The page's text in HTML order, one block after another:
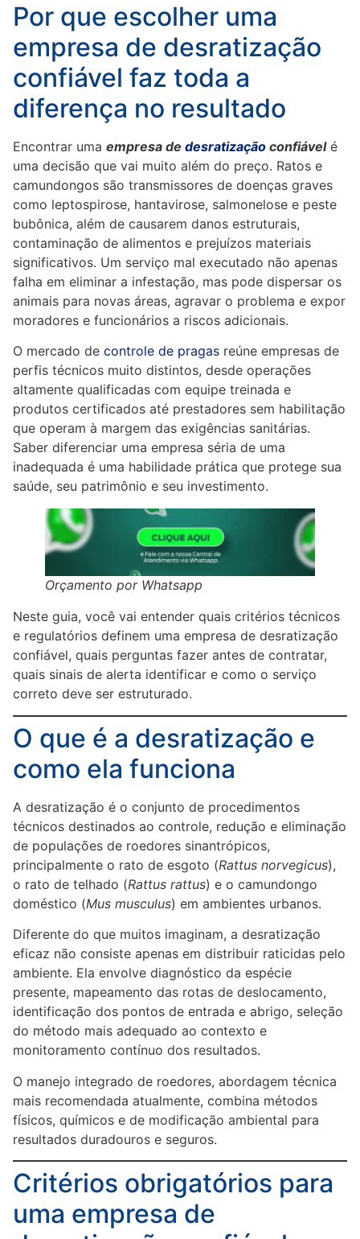
Por que escolher uma
empresa de desratização
confiável faz toda a
diferença no resultado
Encontrar uma empresa de desratização confiávelé
uma decisão que vai muito além do preço. Ratos e
camundongos são transmissores de doenças graves
como leptospirose, hantavirose, salmonelose e peste
bubônica, além de causarem danos estruturais,
contaminação de alimentos e prejuízos materiais
significativos. Um serviço mal executado não apenas
falha em eliminar a infestação, mas pode dispersar os
animais para novas áreas, agravar o problema e expor
moradores e funcionários a riscos adicionais.
O mercado de controle de pragas reúne empresas de
perfis técnicos muito distintos, desde operações
altamente qualificadas com equipe treinada e
produtos certificados até prestadores sem habilitação
que operam à margem das exigências sanitárias.
Saber diferenciar uma empresa séria de uma
inadequada é uma habilidade prática que protege sua
saúde, seu patrimônio e seu investimento.
Orçamento por Whatsapp
Neste guia, você vai entender quais critérios técnicos
e regulatórios definem uma empresa de desratização
confiável, quais perguntas fazer antes de contratar,
quais sinais de alerta identificar e como o serviço
correto deve ser estruturado.
O que é a desratização e
como ela funciona
A desratização é o conjunto de procedimentos
técnicos destinados ao controle, redução e eliminação
de populações de roedores sinantrópicos,
principalmente o rato de esgoto (Rattus norvegicus),
o rato de telhado (Rattus rattus) e o camundongo
doméstico (Mus musculus) em ambientes urbanos.
Diferente do que muitos imaginam, a desratização
eficaz não consiste apenas em distribuir raticidas pelo
ambiente. Ela envolve diagnóstico da espécie
presente, mapeamento das rotas de deslocamento,
identificação dos pontos de entrada e abrigo, seleção
do método mais adequado ao contexto e
monitoramento contínuo dos resultados.
O manejo integrado de roedores, abordagem técnica
mais recomendada atualmente, combina métodos
físicos, químicos e de modificação ambiental para
resultados duradouros e seguros.
Critérios obrigatórios para
uma empresa de